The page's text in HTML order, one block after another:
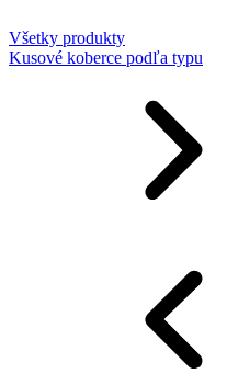
Všetky produkty
Kusové koberce podľa typu